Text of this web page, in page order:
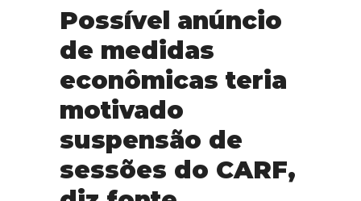
Possível anúncio
de medidas
econômicas teria
motivado
suspensão de
sessões do CARF,